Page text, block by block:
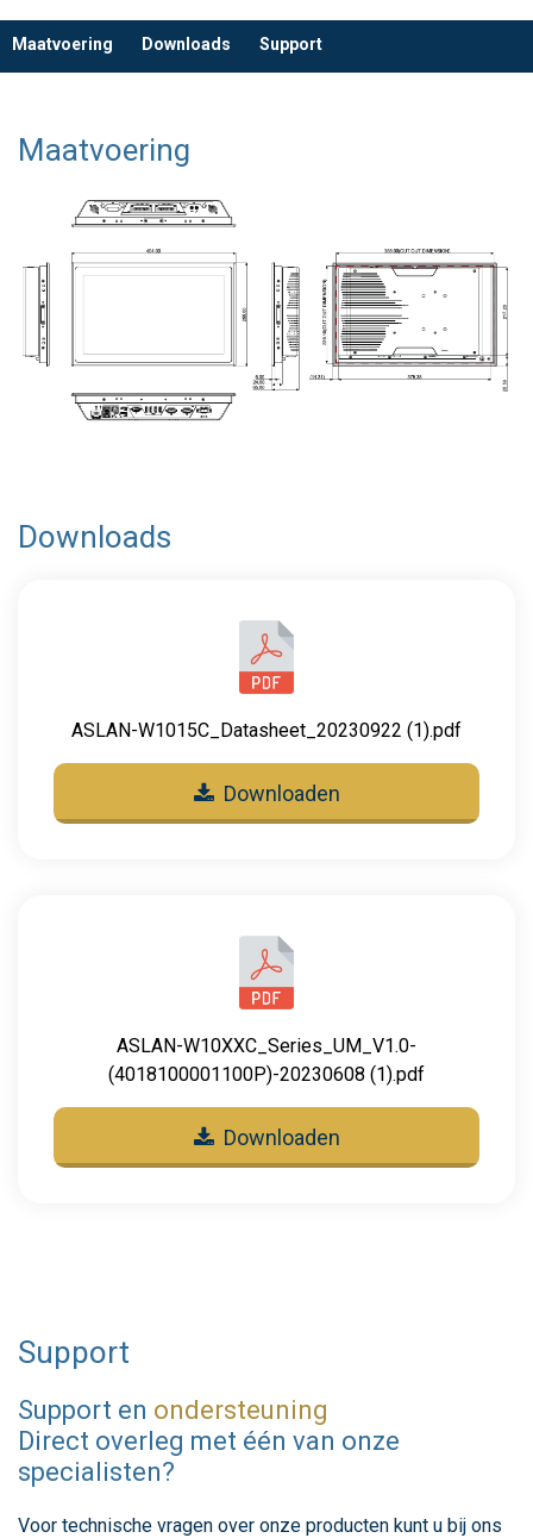
Maatvoering Downloads Support
Maatvoering
Downloads
ASLAN-W1015C_Datasheet_20230922 (1).pdf
Downloaden
ASLAN-W10XXC_Series_UM_V1.0-
(4018100001100P)-20230608 (1).pdf
Downloaden
Support
Support en ondersteuning
Direct overleg met één van onze
specialisten?
Voor technische vragen over onze producten kunt u bij ons